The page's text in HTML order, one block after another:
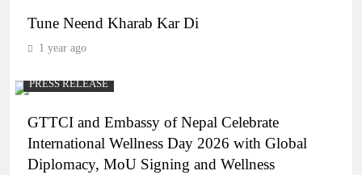
Tune Neend Kharab Kar Di
1 year ago
PRESS RELEASE
GTTCI and Embassy of Nepal Celebrate
International Wellness Day 2026 with Global
Diplomacy, MoU Signing and Wellness